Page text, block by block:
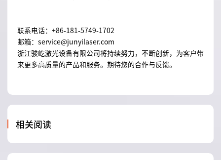
联系电话：+86-181-5749-1702
邮箱：service@junyilaser.com
浙江骏屹激光设备有限公司将持续努力，不断创新，为客户带
来更多高质量的产品和服务。期待您的合作与反馈。
相关阅读